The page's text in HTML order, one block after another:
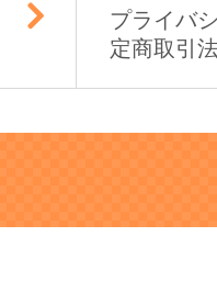
プライバ
定商取引